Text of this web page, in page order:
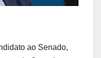
ao Senado,